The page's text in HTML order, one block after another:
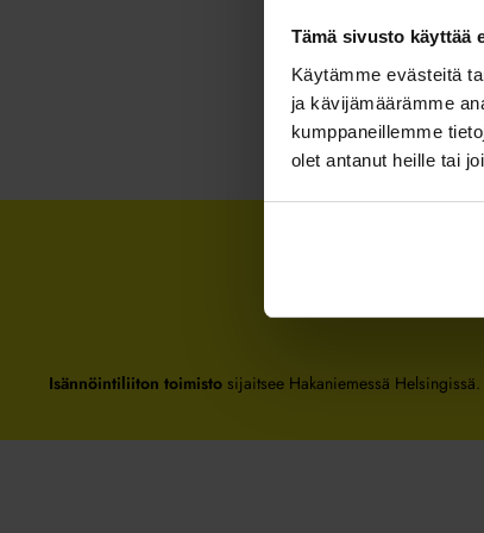
Tämä sivusto käyttää
Käytämme evästeitä
ja kävijämäärämme
kumppaneillemme
olet antanut heille tai
Isännöintiliiton toimistosijaitsee Hakaniemessä Helsingissä.